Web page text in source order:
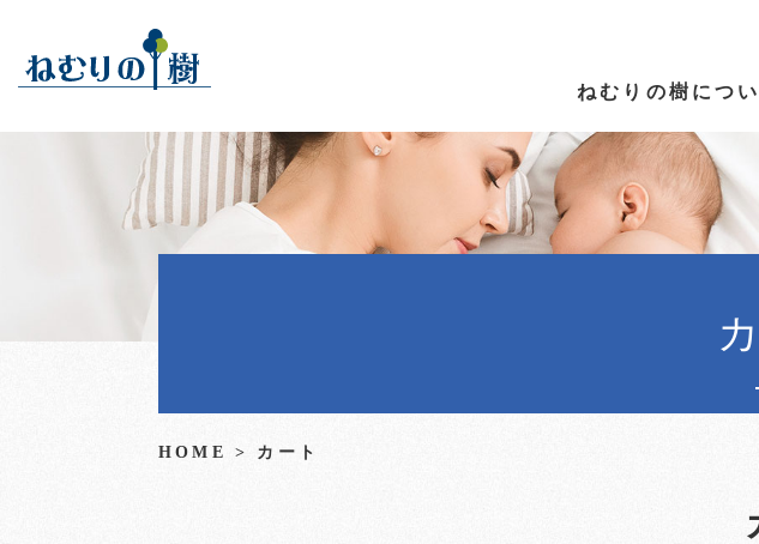
ねむりの樹につ
HOME > カート